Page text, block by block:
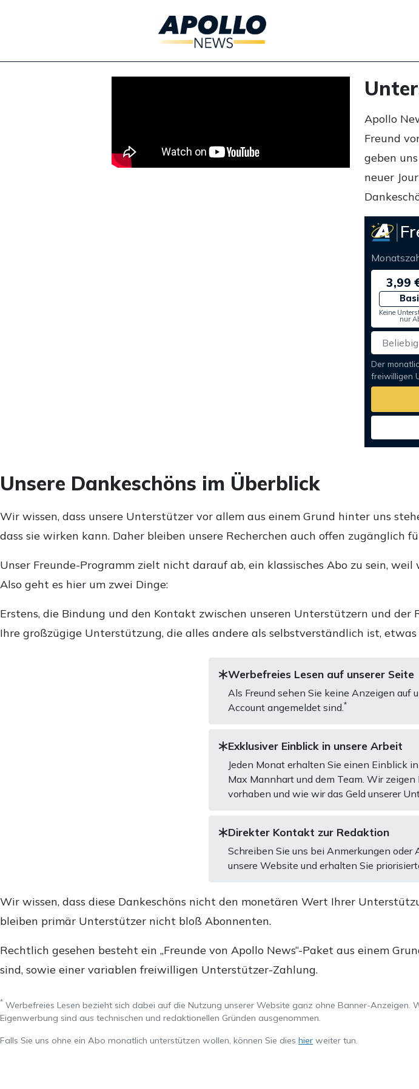
Apollo
Freund
geben
neuer
3,99
Keine
nur
Der
freiwilligen
Unsere Dankeschöns im Überblick
Wir wissen, dass unsere Unterstützer vor allem aus einem Grund hinter uns
dass sie wirken kann. Daher bleiben unsere Recherchen auch offen zugänglich
Unser Freunde-Programm zielt nicht darauf ab, ein klassisches Abo zu sein,
Also geht es hier um zwei Dinge:
Erstens, die Bindung und den Kontakt zwischen unseren Unterstützern und
Ihre großzügige Unterstützung, die alles andere als selbstverständlich ist, etwas
Werbefreies Lesen auf unserer Seite
Als Freund sehen Sie keine Anzeigen auf
Account angemeldet sind. *
Exklusiver Einblick in unsere Arbeit
Jeden Monat erhalten Sie einen Einblick
Max Mannhart und dem Team. Wir
vorhaben und wie wir das Geld unserer
Direkter Kontakt zur Redaktion
Schreiben Sie uns bei Anmerkungen
unsere Website und erhalten Sie
Wir wissen, dass diese Dankeschöns nicht den monetären Wert Ihrer
bleiben primär Unterstützer nicht bloß Abonnenten.
Rechtlich gesehen besteht ein „Freunde von Apollo News“-Paket aus einem
sind, sowie einer variablen freiwilligen Unterstützer-Zahlung.
* Werbefreies Lesen bezieht sich dabei auf die Nutzung unserer Website ganz ohne Banner-
Eigenwerbung sind aus technischen und redaktionellen Gründen ausgenommen.
Falls Sie uns ohne ein Abo monatlich unterstützen wollen, können Sie dies hier weiter tun.